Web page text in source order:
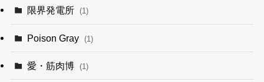
限界発電所 (1)
Poison Gray (1)
愛・筋肉博 (1)